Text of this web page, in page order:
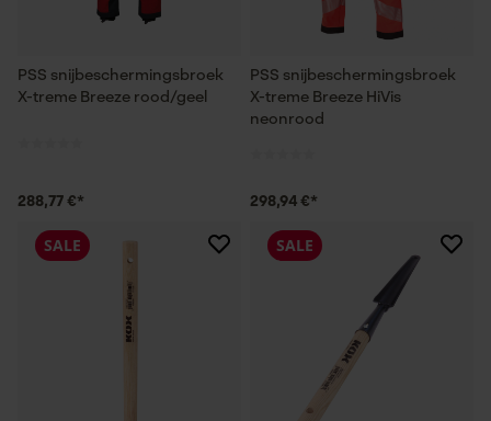
PSS snijbeschermingsbroek
X-treme Breeze rood/geel
288,77 €*
PSS snijbeschermingsbroek
X-treme Breeze HiVis
neonrood
298,94 €*
SALE SALE